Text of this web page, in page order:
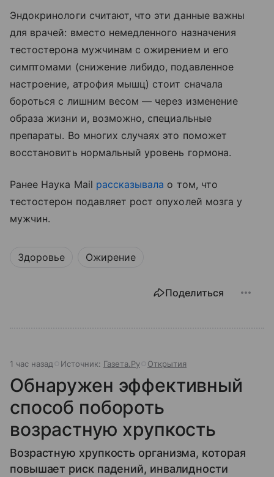
Эндокринологи считают, что эти данные важны
для врачей: вместо немедленного назначения
тестостерона мужчинам с ожирением и его
симптомами (снижение либидо, подавленное
настроение, атрофия мышц) стоит сначала
бороться с лишним весом — через изменение
образа жизни и, возможно, специальные
препараты. Во многих случаях это поможет
восстановить нормальный уровень гормона.
Ранее Наука Mail рассказывала о том, что
тестостерон подавляет рост опухолей мозга у
мужчин.
Здоровье Ожирение
Поделиться
1 час назад Источник: Газета.Ру Открытия
Обнаружен эффективный
способ побороть
возрастную хрупкость
Возрастную хрупкость организма, которая
повышает риск падений, инвалидности